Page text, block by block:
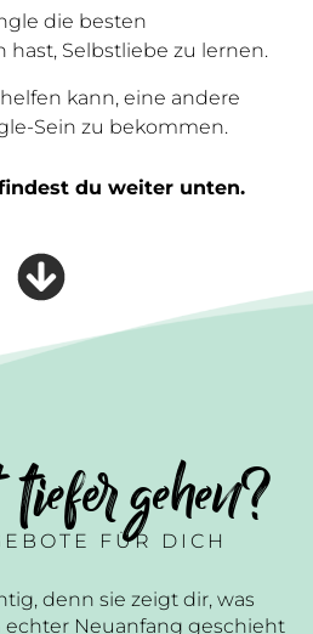
die besten
hast, Selbstliebe zu lernen.
kann, eine andere
Sein zu bekommen.
du weiter unten.
gehen?
FÜR DICH
denn sie zeigt dir, was
echter Neuanfang geschieht